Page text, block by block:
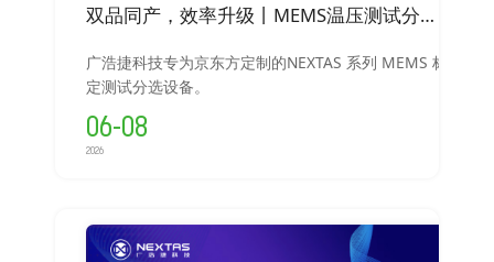
双品同产，效率升级丨MEMS温压测试分选设备一机同时生产两款产品
广浩捷科技专为京东方定制的NEXTAS 系列 MEMS 标
定测试分选设备。
06-08
2026